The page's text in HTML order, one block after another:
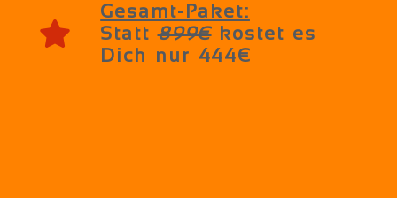
Gesamt-Paket:
Statt899€kostet es
Dich nur 444€